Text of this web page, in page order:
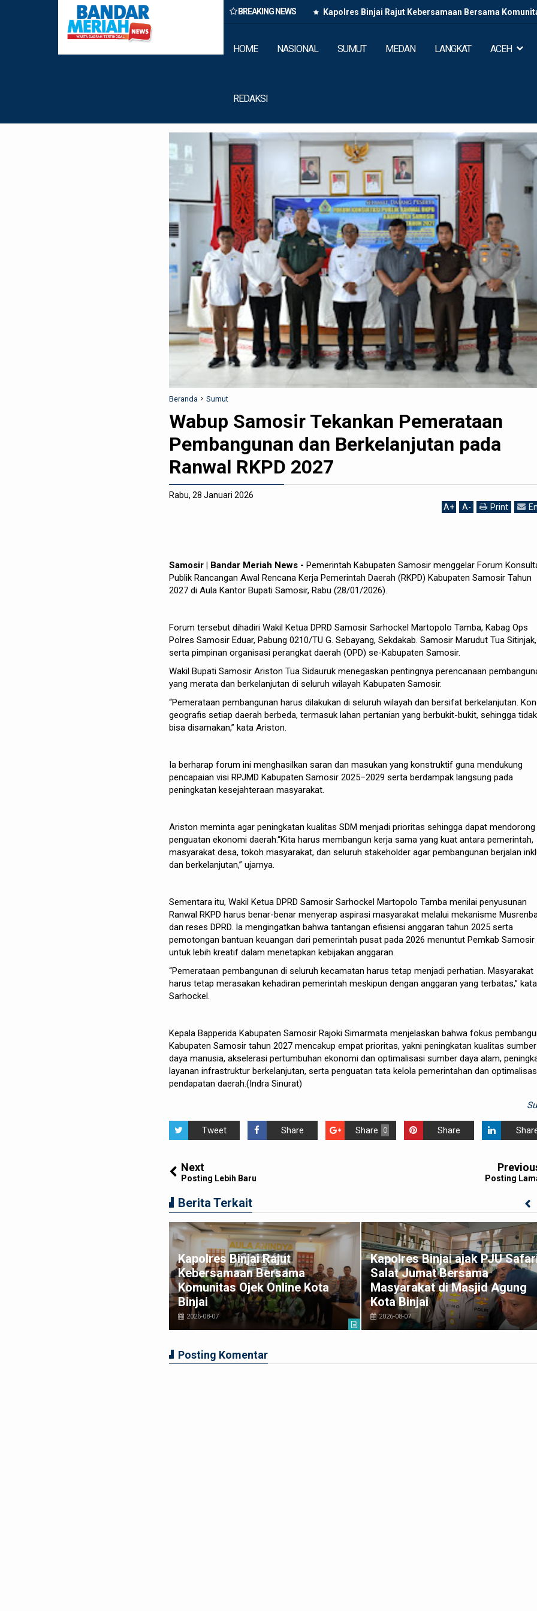
BREAKING NEWS
Amankan Dua Pengedar Narkoba Saat Patroli Malam Kapolres Binjai Rajut Kebersamaan Bersama
HOME NASIONAL SUMUT MEDAN LANGKAT ACEH
REDAKSI
Beranda Sumut
Wabup Samosir Tekankan Pemerataan
Pembangunan dan Berkelanjutan pada
Ranwal RKPD 2027
Rabu, 28 Januari 2026
A+ A- Print
Samosir | Bandar Meriah News - Pemerintah Kabupaten Samosir menggelar Forum
Publik Rancangan Awal Rencana Kerja Pemerintah Daerah (RKPD) Kabupaten Samosir Tahun
2027 di Aula Kantor Bupati Samosir, Rabu (28/01/2026).
Forum tersebut dihadiri Wakil Ketua DPRD Samosir Sarhockel Martopolo Tamba, Kabag Ops
Polres Samosir Eduar, Pabung 0210/TU G. Sebayang, Sekdakab. Samosir Marudut Tua Sitinjak,
serta pimpinan organisasi perangkat daerah (OPD) se-Kabupaten Samosir.
Wakil Bupati Samosir Ariston Tua Sidauruk menegaskan pentingnya perencanaan
yang merata dan berkelanjutan di seluruh wilayah Kabupaten Samosir.
“Pemerataan pembangunan harus dilakukan di seluruh wilayah dan bersifat berkelanjutan.
geografis setiap daerah berbeda, termasuk lahan pertanian yang berbukit-bukit, sehingga tidak
bisa disamakan,” kata Ariston.
Ia berharap forum ini menghasilkan saran dan masukan yang konstruktif guna mendukung
pencapaian visi RPJMD Kabupaten Samosir 2025–2029 serta berdampak langsung pada
peningkatan kesejahteraan masyarakat.
Ariston meminta agar peningkatan kualitas SDM menjadi prioritas sehingga dapat mendorong
penguatan ekonomi daerah.“Kita harus membangun kerja sama yang kuat antara pemerintah,
masyarakat desa, tokoh masyarakat, dan seluruh stakeholder agar pembangunan berjalan
dan berkelanjutan,” ujarnya.
Sementara itu, Wakil Ketua DPRD Samosir Sarhockel Martopolo Tamba menilai penyusunan
Ranwal RKPD harus benar-benar menyerap aspirasi masyarakat melalui mekanisme
dan reses DPRD. Ia mengingatkan bahwa tantangan efisiensi anggaran tahun 2025 serta
pemotongan bantuan keuangan dari pemerintah pusat pada 2026 menuntut Pemkab Samosir
untuk lebih kreatif dalam menetapkan kebijakan anggaran.
“Pemerataan pembangunan di seluruh kecamatan harus tetap menjadi perhatian. Masyarakat
harus tetap merasakan kehadiran pemerintah meskipun dengan anggaran yang terbatas,” kata
Sarhockel.
Kepala Bapperida Kabupaten Samosir Rajoki Simarmata menjelaskan bahwa fokus
Kabupaten Samosir tahun 2027 mencakup empat prioritas, yakni peningkatan kualitas sumber
daya manusia, akselerasi pertumbuhan ekonomi dan optimalisasi sumber daya alam,
layanan infrastruktur berkelanjutan, serta penguatan tata kelola pemerintahan dan
pendapatan daerah.(Indra Sinurat)
Tweet Share 0
Share Share
Next
Posting Lebih Baru Posting
Berita Terkait
Kapolres Binjai Rajut
Kebersamaan Bersama
Komunitas Ojek Online Kota
Binjai
2026-08-07
Kapolres Binjai ajak PJU
Salat Jumat Bersama
Masyarakat di Masjid Agung
Kota Binjai
2026-08-07
Posting Komentar